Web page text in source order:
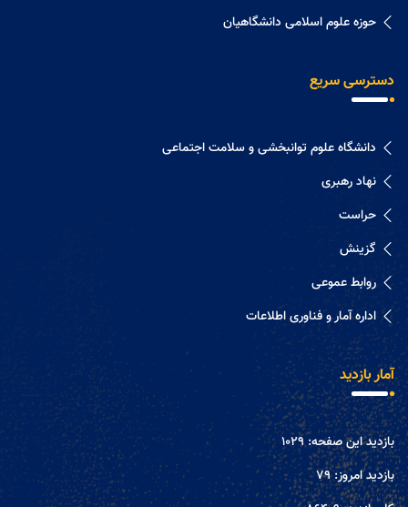
حوزه علوم اسلامی دانشگاهیان
دسترسی سریع
دانشگاه علوم توانبخشی و سلامت اجتماعی
نهاد رهبری
حراست
گزینش
روابط عموعی
اداره آمار و فناوری اطلاعات
آمار بازدید
بازدید این صفحه:1029
بازدید امروز:79